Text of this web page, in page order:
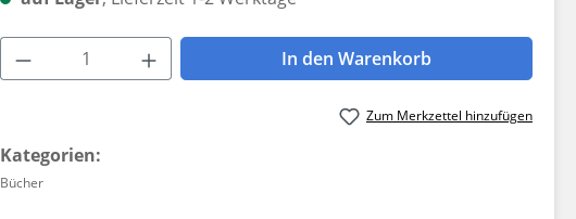
Produkt Anzahl: Gib den gewünschten Wert
In den Warenkorb
Zum Merkzettel hinzufügen
Kategorien:
Bücher